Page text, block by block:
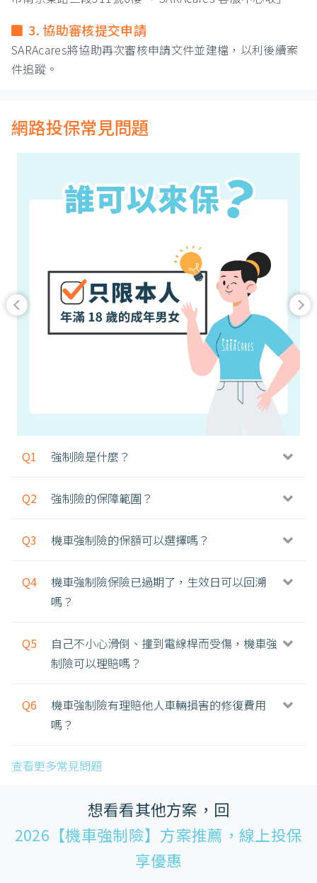
3. 協助審核提交申請
SARAcares將協助再次審核申請文件並建檔，以利後續案
件追蹤。
網路投保常見問題
Q1 強制險是什麼？
Q2 強制險的保障範圍？
Q3 機車強制險的保額可以選擇嗎？
Q4
機車強制險保險已過期了，生效日可以回溯
嗎？
Q5
自己不小心滑倒、撞到電線桿而受傷，機車強
制險可以理賠嗎？
Q6
機車強制險有理賠他人車輛損害的修復費用
嗎？
查看更多常見問題
想看看其他方案，回
2026【機車強制險】方案推薦，線上投保
享優惠